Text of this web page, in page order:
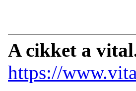
A cikket a
https://